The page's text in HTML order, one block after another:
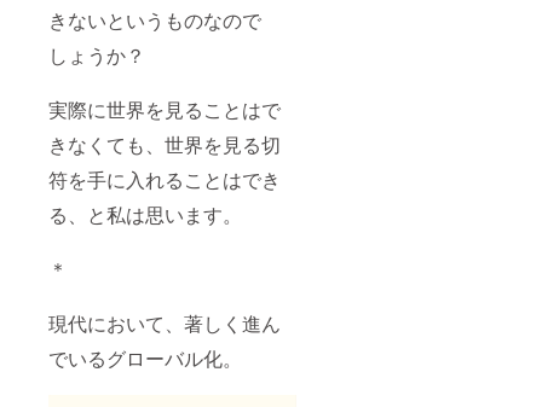
きないというものなので
しょうか？
実際に世界を見ることはで
きなくても、世界を見る切
符を手に入れることはでき
る、と私は思います。
＊
現代において、著しく進ん
でいるグローバル化。